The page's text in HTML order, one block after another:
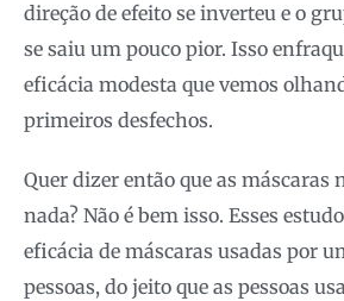
direção de efeito se inverteu e o
se saiu um pouco pior. Isso
eficácia modesta que vemos
primeiros desfechos.
Quer dizer então que as máscaras
nada? Não é bem isso. Esses
eficácia de máscaras usadas por
pessoas, do jeito que as pessoas